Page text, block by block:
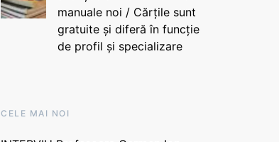
manuale noi / Cărțile sunt
gratuite și diferă în funcție
de profil și specializare
CELE MAI NOI